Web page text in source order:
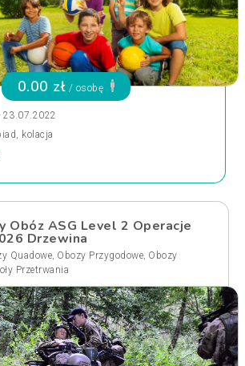
0.00 zł / osobę
23.07.2022
kolacja
Obóz ASG Level 2 Operacje
Drzewina
Quadowe, Obozy Przygodowe, Obozy
Przetrwania